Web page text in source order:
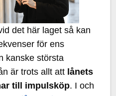
det här laget så kan
för ens
kanske största
är trots allt att lånets
till impulsköp. I och